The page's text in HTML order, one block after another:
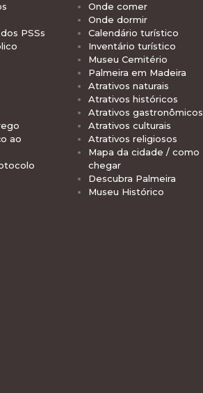
PSSs
ao
Onde comer
Onde dormir
Calendário turístico
Inventário turístico
Museu Cemitério
Palmeira em Madeira
Atrativos naturais
Atrativos históricos
Atrativos gastronômicos
Atrativos culturais
Atrativos religiosos
Mapa da cidade / como
chegar
Descubra Palmeira
Museu Histórico